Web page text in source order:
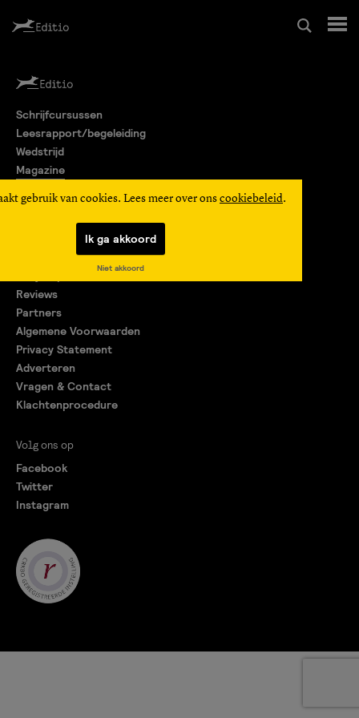
Leesrapport/begeleiding
Wedstrijd
Editio Producties
gebruik van cookies. Lees meer over ons cookiebeleid.
Ik ga akkoord
Niet akkoord
Schrijfcursussen
Leesrapport/begeleiding
Wedstrijd
Magazine
Reviews
Partners
Algemene Voorwaarden
Privacy Statement
Adverteren
Vragen & Contact
Klachtenprocedure
Volg ons op
Facebook
Twitter
Instagram